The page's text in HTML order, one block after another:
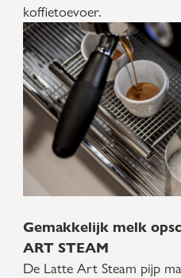
koffietoevoer.
Gemakkelijk melk
ART STEAM
De Latte Art Steam pijp